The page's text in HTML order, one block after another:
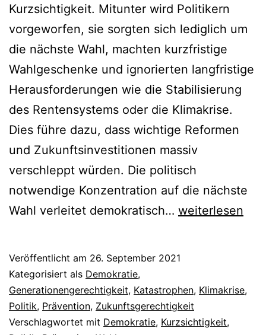
Kurzsichtigkeit. Mitunter wird Politikern
vorgeworfen, sie sorgten sich lediglich um
die nächste Wahl, machten kurzfristige
Wahlgeschenke und ignorierten langfristige
Herausforderungen wie die Stabilisierung
des Rentensystems oder die Klimakrise.
Dies führe dazu, dass wichtige Reformen
und Zukunftsinvestitionen massiv
verschleppt würden. Die politisch
notwendige Konzentration auf die nächste
Wahl verleitet demokratisch… Präventive
weiterlesen
Veröffentlicht am 26. September 2021
Kategorisiert als Demokratie,
Generationengerechtigkeit, Katastrophen, Klimakrise,
Politik, Prävention, Zukunftsgerechtigkeit
Verschlagwortet mit Demokratie, Kurzsichtigkeit,